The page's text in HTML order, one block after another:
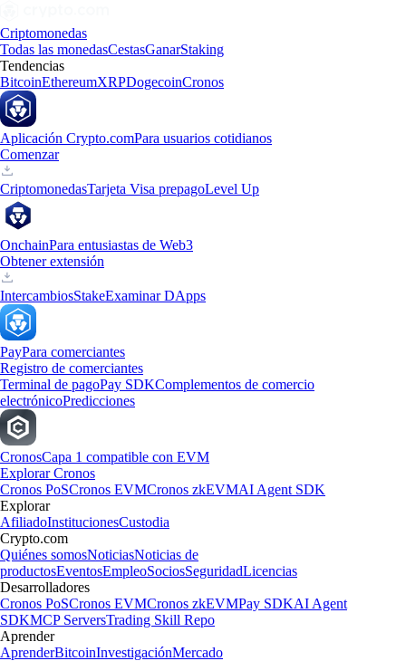
Criptomonedas
Todas las monedasCestasGanarStaking
Tendencias
BitcoinEthereumXRPDogecoinCronos
Aplicación Crypto.comPara usuarios cotidianos
Comenzar
CriptomonedasTarjeta Visa prepagoLevel Up
OnchainPara entusiastas de Web3
Obtener extensión
IntercambiosStakeExaminar DApps
PayPara comerciantes
Registro de comerciantes
Terminal de pagoPay SDKComplementos de comercio
electrónicoPredicciones
CronosCapa 1 compatible con EVM
Explorar Cronos
Cronos PoSCronos EVMCronos zkEVMAI Agent SDK
Explorar
AfiliadoInstitucionesCustodia
Crypto.com
Quiénes somosNoticiasNoticias de
productosEventosEmpleoSociosSeguridadLicencias
Desarrolladores
Cronos PoSCronos EVMCronos zkEVMPay SDKAI Agent
SDKMCP ServersTrading Skill Repo
Aprender
AprenderBitcoinInvestigaciónMercado